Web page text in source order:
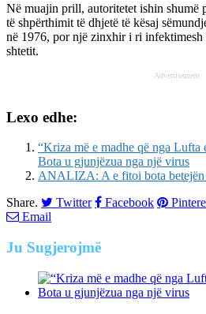
Në muajin prill, autoritetet ishin shumë
të shpërthimit të dhjetë të kësaj
në 1976, por një zinxhir i ri
shtetit.
Advertisement
Lexo edhe:
“Kriza më e madhe që nga
Bota u gjunjëzua nga një virus
ANALIZA: A e fitoi bota betejën
Share.
Twitter Facebook
Email
Ju Sugjerojmë